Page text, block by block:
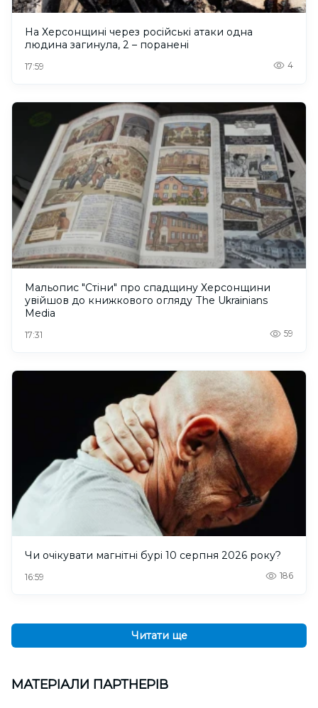
На Херсонщині через російські атаки одна
людина загинула, 2 – поранені
17:59 4
Мальопис "Стіни" про спадщину Херсонщини
увійшов до книжкового огляду The Ukrainians
Media
17:31 59
Чи очікувати магнітні бурі 10 серпня 2026 року?
16:59 186
Читати ще
МАТЕРІАЛИ ПАРТНЕРІВ